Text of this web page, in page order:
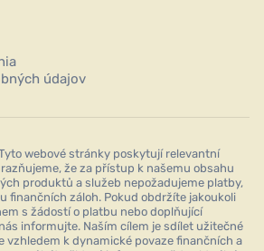
údajov
Tyto webové stránky poskytují relevantní
že za přístup k našemu obsahu
produktů a služeb nepožadujeme platby,
finančních záloh. Pokud obdržíte jakoukoli
s žádostí o platbu nebo doplňující
informujte. Naším cílem je sdílet užitečné
vzhledem k dynamické povaze finančních a